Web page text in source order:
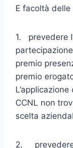
E facoltà
1. prevedere
premio
pre­mio
CCNL non
scelta
2. prevedere